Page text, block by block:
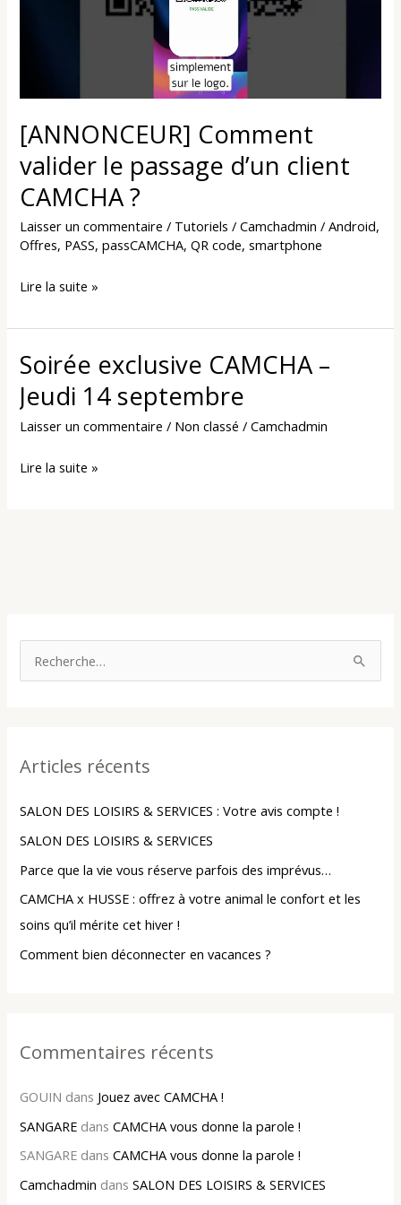
[ANNONCEUR] Comment
valider le passage d’un client
CAMCHA ?
Laisser un commentaire / Tutoriels /Camchadmin/Android,
Offres, PASS,passCAMCHA,QR code,smartphone
?
Lire la suite »
Soirée exclusive CAMCHA –
Jeudi 14 septembre
Laisser un commentaire / Non classé /Camchadmin
Soirée
exclusive
CAMCHA
–
Lire la suite »
e
c
h
e
r
:
Articles récents
SALON DES LOISIRS & SERVICES : Votre avis compte !
SALON DES LOISIRS & SERVICES
Parce que la vie vous réserve parfois des imprévus…
CAMCHA x HUSSE : offrez à votre animal le confort et les
soins qu’il mérite cet hiver !
Comment bien déconnecter en vacances ?
Commentaires récents
GOUIN dans Jouez avec CAMCHA !
SANGARE dansCAMCHA vous donne la parole !
SANGARE dansCAMCHA vous donne la parole !
Camchadmin dansSALON DES LOISIRS & SERVICES